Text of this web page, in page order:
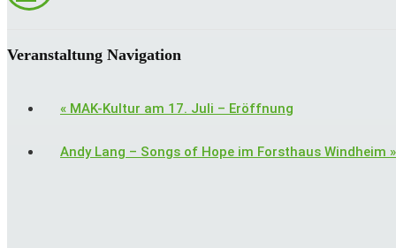
Veranstaltung Navigation
« MAK-Kultur am 17. Juli – Eröffnung
Andy Lang – Songs of Hope im Forsthaus Windheim »